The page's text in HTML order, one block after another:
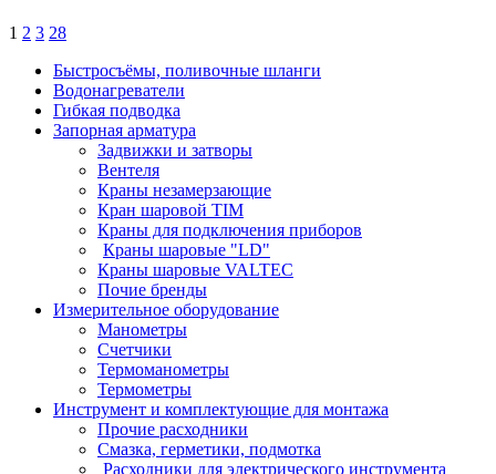
1 2 3 28
Быстросъёмы, поливочные шланги
Водонагреватели
Гибкая подводка
Запорная арматура
Задвижки и затворы
Вентеля
Краны незамерзающие
Кран шаровой TIM
Краны для подключения приборов
Краны шаровые "LD"
Краны шаровые VALTEC
Почие бренды
Измерительное оборудование
Манометры
Счетчики
Термоманометры
Термометры
Инструмент и комплектующие для монтажа
Прочие расходники
Смазка, герметики, подмотка
Расходники для электрического инструмента